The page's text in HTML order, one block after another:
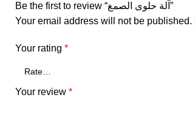
Be the first to review “آلة حلوى الصمغ”
Your email address will not be published.
Your rating *
Your review *